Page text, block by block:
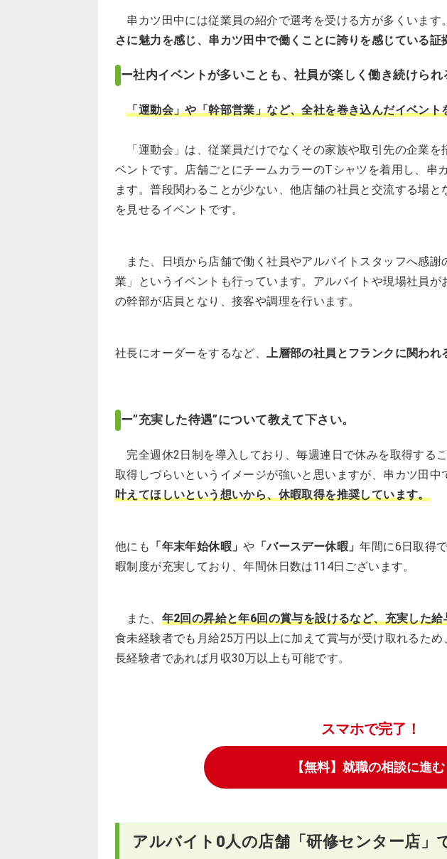
串カツ田中には従業員の紹介で選考を受ける方が多くいます。
さに魅力を感じ、串カツ田中で働くことに誇りを感じている証
ー社内イベントが多いことも、社員が楽しく働き続けられ
「運動会」や「幹部営業」など、全社を巻き込んだイベント
「運動会」は、従業員だけでなくその家族や取引先の企業を
ベントです。店舗ごとにチームカラーのTシャツを着用し、串
ます。普段関わることが少ない、他店舗の社員と交流する場と
を見せるイベントです。
また、日頃から店舗で働く社員やアルバイトスタッフへ感謝
業」というイベントも行っています。アルバイトや現場社員が
の幹部が店員となり、接客や調理を行います。
社長にオーダーをするなど、 上層部の社員とフランクに関わ
ー”充実した待遇”について教えて下さい。
完全週休2日制を導入しており、毎週連日で休みを取得する
取得しづらいというイメージが強いと思いますが、串カツ田中
叶えてほしいという想いから、休暇取得を推奨しています。
他にも 「年末年始休暇」や 「バースデー休暇」年間に6日取得
暇制度が充実しており、年間休日数は114日ございます。
また、 年2回の昇給と年6回の賞与を設けるなど、充実した
食未経験者でも月給25万円以上に加えて賞与が受け取れるた
長経験者であれば月収30万以上も可能です。
スマホで完了！
【無料】就職の相談に進む
アルバイト0人の店舗「研修センター店」